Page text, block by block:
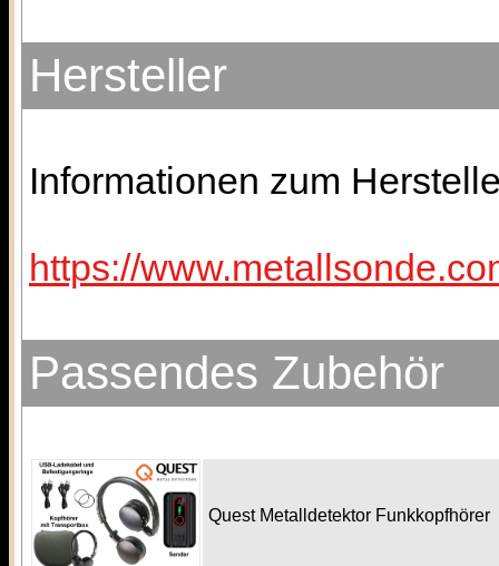
Hersteller
Informationen zum
https://
Passendes Zubehör
Quest Metalldetektor Funkkopfhörer